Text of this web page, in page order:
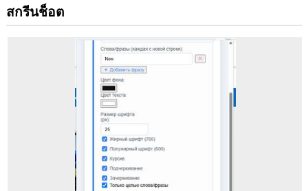
ส่วน
ขยาย
สกรีนช็อต